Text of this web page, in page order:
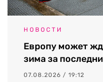
НОВОСТИ
Европу может
зима за
07.08.2026 / 19:12